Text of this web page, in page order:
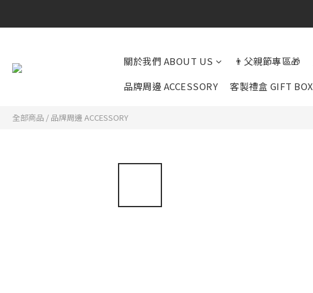
關於我們 ABOUT US 👨父親節專區🎁
品牌周邊 ACCESSORY
客製禮盒 GIFT BOX
全部商品 / 品牌周邊 ACCESSORY